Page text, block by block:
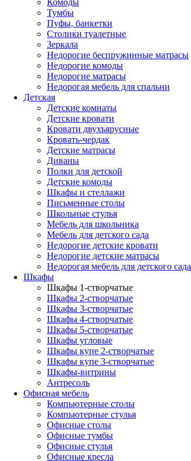
Тумбы
Пуфы, банкетки
Столики туалетные
Зеркала
Недорогие беспружинные матрасы
Недорогие комоды
Недорогие матрасы
Недорогая мебель для спальни
Детская
Детские комнаты
Детские кровати
Кровати двухъярусные
Кровать-чердак
Детские матрасы
Диваны
Полки для детской
Детские комоды
Шкафы и стеллажи
Письменные столы
Школьные стулья
Мебель для школьника
Мебель для детского сада
Недорогие детские кровати
Недорогие детские матрасы
Недорогая мебель для детского сада
Шкафы
Шкафы 1-створчатые
Шкафы 2-створчатые
Шкафы 3-створчатые
Шкафы 4-створчатые
Шкафы 5-створчатые
Шкафы угловые
Шкафы купе 2-створчатые
Шкафы купе 3-створчатые
Шкафы-витрины
Антресоль
Офисная мебель
Компьютерные столы
Компьютерные стулья
Офисные столы
Офисные тумбы
Офисные стулья
Офисные кресла